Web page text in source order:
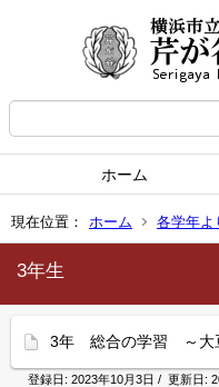
ホーム
現在位置： ホーム 各学年よ
3年生
3年 総合の学習 ～大
登録日: 2023年10月3日 / 更新日: